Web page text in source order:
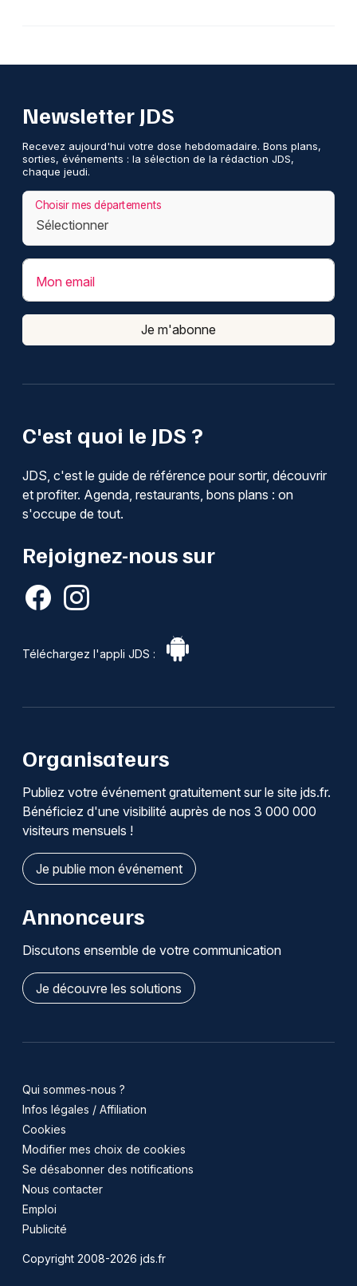
C'est quoi le JDS ?
JDS, c'est le guide de référence pour sortir, découvrir
et profiter. Agenda, restaurants, bons plans : on
s'occupe de tout.
Rejoignez-nous sur
Téléchargez l'appli JDS :
Newsletter JDS
Recevez aujourd'hui votre dose hebdomadaire. Bons plans,
sorties, événements : la sélection de la rédaction JDS,
chaque jeudi.
Choisir mes départements
Mon email
Je m'abonne
Organisateurs
Publiez votre événement gratuitement sur le site jds.fr.
Bénéficiez d'une visibilité auprès de nos 3 000 000
visiteurs mensuels !
Je publie mon événement
Annonceurs
Discutons ensemble de votre communication
Je découvre les solutions
Qui sommes-nous ?
Infos légales / Affiliation
Cookies
Modifier mes choix de cookies
Se désabonner des notifications
Nous contacter
Emploi
Publicité
Copyright 2008-2026 jds.fr